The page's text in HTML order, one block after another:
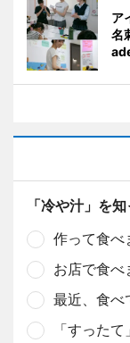
ア
名
「冷や汁」を
作って食べ
お店で食べ
最近、食べ
「すった